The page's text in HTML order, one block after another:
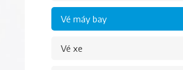
Vé máy bay
Vé xe